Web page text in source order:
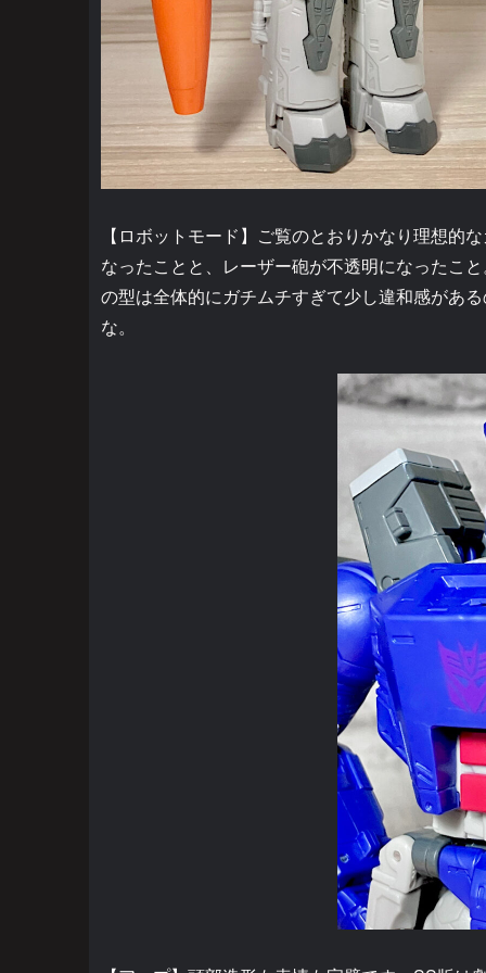
【ロボットモード】ご覧のとおりかなり理想的
なったことと、レーザー砲が不透明になったこ
の型は全体的にガチムチすぎて少し違和感があ
な。